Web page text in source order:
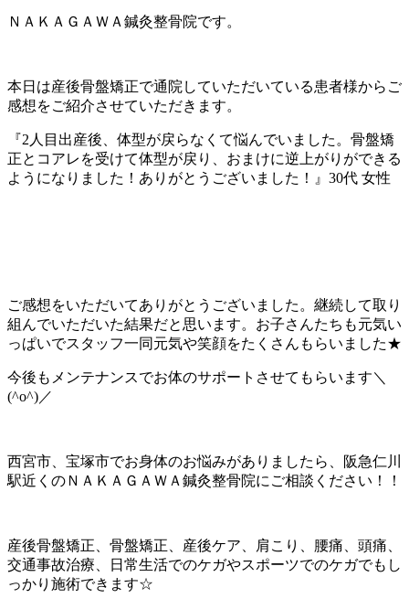
ＮＡＫＡＧＡＷＡ鍼灸整骨院です。
本日は産後骨盤矯正で通院していただいている患者様からご
感想をご紹介させていただきます。
『2人目出産後、体型が戻らなくて悩んでいました。骨盤矯
正とコアレを受けて体型が戻り、おまけに逆上がりができる
ようになりました！ありがとうございました！』30代 女性
ご感想をいただいてありがとうございました。継続して取り
組んでいただいた結果だと思います。お子さんたちも元気い
っぱいでスタッフ一同元気や笑顔をたくさんもらいました★
今後もメンテナンスでお体のサポートさせてもらいます＼
(^o^)／
西宮市、宝塚市でお身体のお悩みがありましたら、阪急仁川
駅近くのＮＡＫＡＧＡＷＡ鍼灸整骨院にご相談ください！！
産後骨盤矯正、骨盤矯正、産後ケア、肩こり、腰痛、頭痛、
交通事故治療、日常生活でのケガやスポーツでのケガでもし
っかり施術できます☆